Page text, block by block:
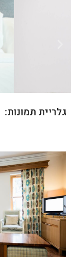
גלריית תמונות: